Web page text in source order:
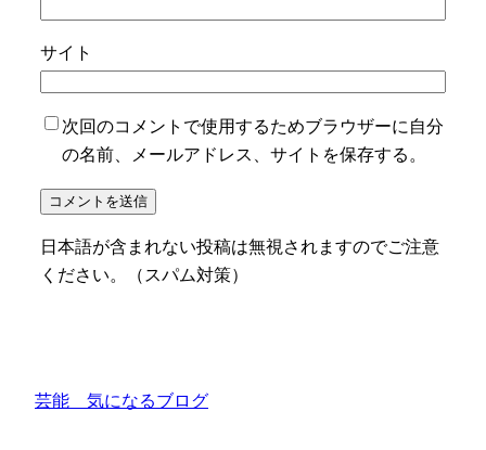
サイト
次回のコメントで使用するためブラウザーに自分
の名前、メールアドレス、サイトを保存する。
日本語が含まれない投稿は無視されますのでご注意
ください。（スパム対策）
芸能 気になるブログ